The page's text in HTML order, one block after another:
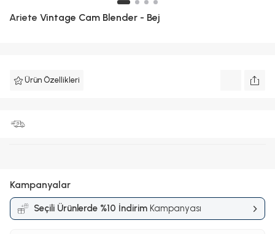
Ariete Vintage Cam Blender - Bej
Ürün Özellikleri
Kampanyalar
Seçili Ürünlerde %10 İndirim Kampanyası